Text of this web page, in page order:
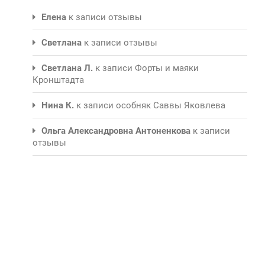
Елена к записи отзывы
Светлана к записи отзывы
Светлана Л. к записи Форты и маяки
Кронштадта
Нина К. к записи особняк Саввы Яковлева
Ольга Александровна Антоненкова к записи
отзывы